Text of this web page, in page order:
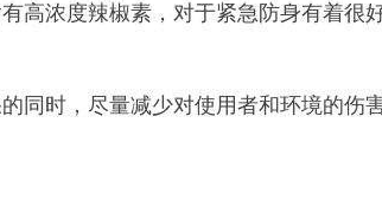
高浓度辣椒素，对于紧急防身有着很
同时，尽量减少对使用者和环境的伤